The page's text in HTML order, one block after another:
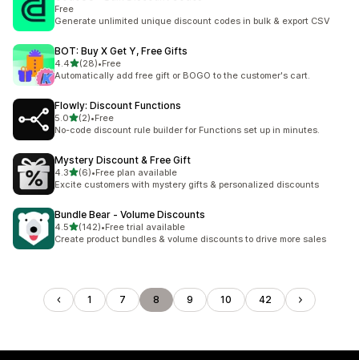
Free
Generate unlimited unique discount codes in bulk & export CSV
BOT: Buy X Get Y, Free Gifts
4.4별 5개 중
(28)
총 리뷰 28개
•Free
Automatically add free gift or BOGO to the customer's cart.
Flowly: Discount Functions
5.0별 5개 중
(2)
총 리뷰 2개
•Free
No-code discount rule builder for Functions set up in minutes.
Mystery Discount & Free Gift
4.3별 5개 중
(6)
총 리뷰 6개
•Free plan available
Excite customers with mystery gifts & personalized discounts
Bundle Bear ‑ Volume Discounts
4.5별 5개 중
(142)
총 리뷰 142개
•Free trial available
Create product bundles & volume discounts to drive more sales
1 7 8 9 10 42